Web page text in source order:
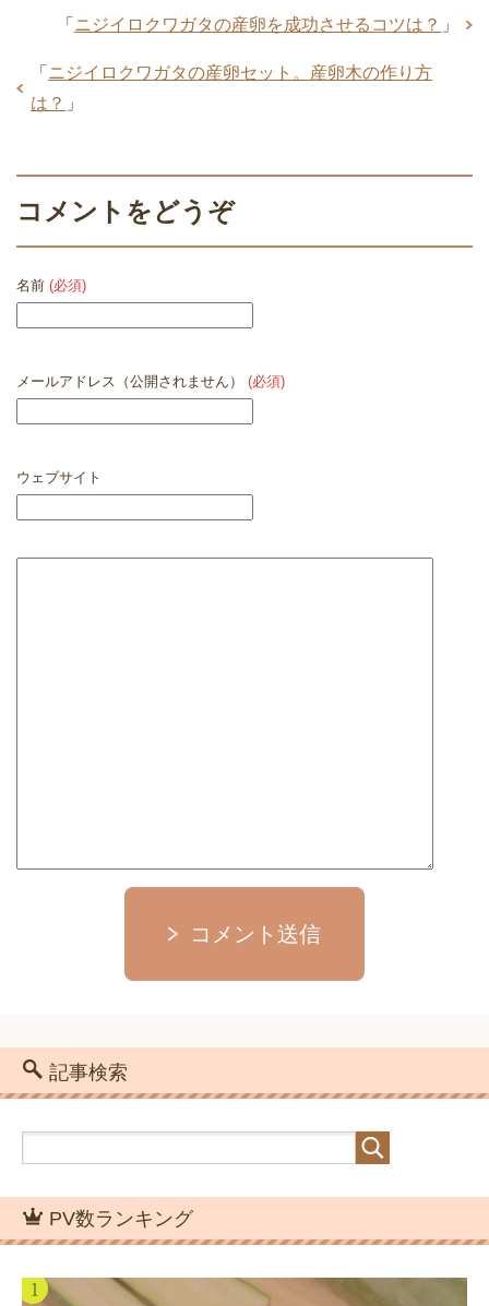
「 ニジイロクワガタの産卵を成功させるコツは？ 」
「 ニジイロクワガタの産卵セット。産卵木の作り方
は？ 」
コメントをどうぞ
名前 (必須)
メールアドレス（公開されません） (必須)
ウェブサイト
コメント送信
記事検索
PV数ランキング